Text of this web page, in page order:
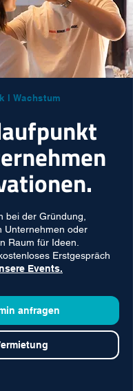
l Wachstum
bei der Gründung,
Unternehmen oder
Raum für Ideen.
Erstgespräch
Events.
anfragen